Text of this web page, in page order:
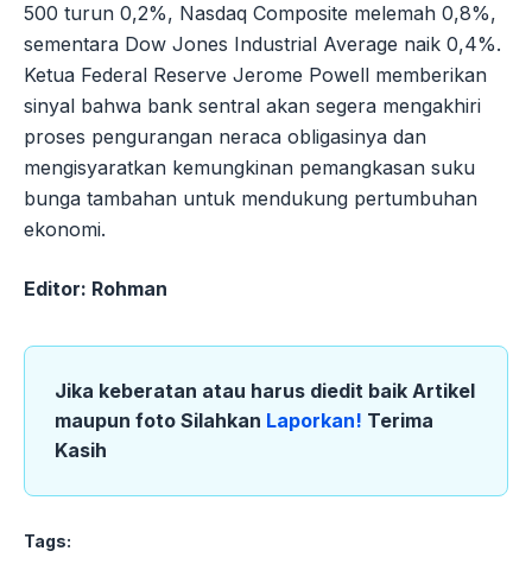
500 turun 0,2%, Nasdaq Composite melemah 0,8%,
sementara Dow Jones Industrial Average naik 0,4%.
Ketua Federal Reserve Jerome Powell memberikan
sinyal bahwa bank sentral akan segera mengakhiri
proses pengurangan neraca obligasinya dan
mengisyaratkan kemungkinan pemangkasan suku
bunga tambahan untuk mendukung pertumbuhan
ekonomi.
Editor: Rohman
Jika keberatan atau harus diedit baik Artikel
maupun foto Silahkan Laporkan! Terima
Kasih
Tags: